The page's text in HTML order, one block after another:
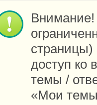
доступ ко
темы /
«Мои